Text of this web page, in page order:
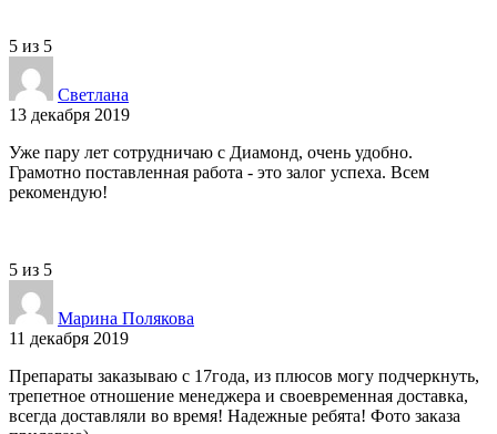
5 из 5
Светлана
13 декабря 2019
Уже пару лет сотрудничаю с Диамонд, очень удобно.
Грамотно поставленная работа - это залог успеха. Всем
рекомендую!
5 из 5
Марина Полякова
11 декабря 2019
Препараты заказываю с 17года, из плюсов могу подчеркнуть,
трепетное отношение менеджера и своевременная доставка,
всегда доставляли во время! Надежные ребята! Фото заказа